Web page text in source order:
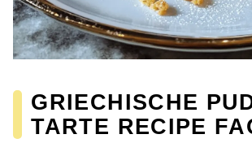
GRIECHISCHE
TARTE RECIPE